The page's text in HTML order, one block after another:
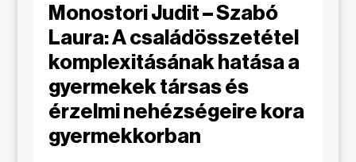
Monostori Judit – Szabó
Laura: A családösszetétel
komplexitásának hatása a
gyermekek társas és
érzelmi nehézségeire kora
gyermekkorban